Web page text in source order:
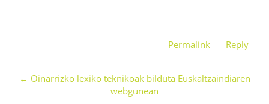
Permalink Reply
← Oinarrizko lexiko teknikoak bilduta Euskaltzaindiaren
webgunean